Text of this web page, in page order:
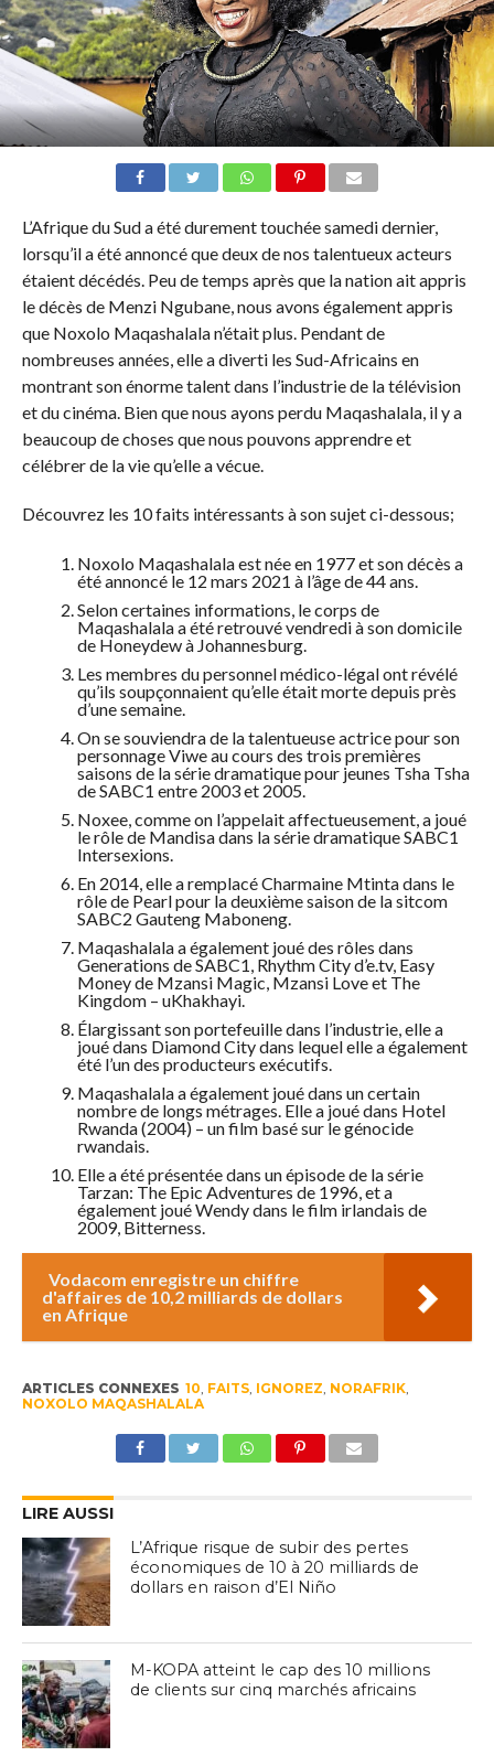
L’Afrique du Sud a été durement touchée samedi dernier,
lorsqu’il a été annoncé que deux de nos talentueux acteurs
étaient décédés. Peu de temps après que la nation ait appris
le décès de Menzi Ngubane, nous avons également appris
que Noxolo Maqashalala n’était plus. Pendant de
nombreuses années, elle a diverti les Sud-Africains en
montrant son énorme talent dans l’industrie de la télévision
et du cinéma. Bien que nous ayons perdu Maqashalala, il y a
beaucoup de choses que nous pouvons apprendre et
célébrer de la vie qu’elle a vécue.
Découvrez les 10 faits intéressants à son sujet ci-dessous;
Noxolo Maqashalala est née en 1977 et son décès a
été annoncé le 12 mars 2021 à l’âge de 44 ans.
Selon certaines informations, le corps de
Maqashalala a été retrouvé vendredi à son domicile
de Honeydew à Johannesburg.
Les membres du personnel médico-légal ont révélé
qu’ils soupçonnaient qu’elle était morte depuis près
d’une semaine.
On se souviendra de la talentueuse actrice pour son
personnage Viwe au cours des trois premières
saisons de la série dramatique pour jeunes Tsha Tsha
de SABC1 entre 2003 et 2005.
Noxee, comme on l’appelait affectueusement, a joué
le rôle de Mandisa dans la série dramatique SABC1
Intersexions.
En 2014, elle a remplacé Charmaine Mtinta dans le
rôle de Pearl pour la deuxième saison de la sitcom
SABC2 Gauteng Maboneng.
Maqashalala a également joué des rôles dans
Generations de SABC1, Rhythm City d’e.tv, Easy
Money de Mzansi Magic, Mzansi Love et The
Kingdom – uKhakhayi.
Élargissant son portefeuille dans l’industrie, elle a
joué dans Diamond City dans lequel elle a également
été l’un des producteurs exécutifs.
Maqashalala a également joué dans un certain
nombre de longs métrages. Elle a joué dans Hotel
Rwanda (2004) – un film basé sur le génocide
rwandais.
Elle a été présentée dans un épisode de la série
Tarzan: The Epic Adventures de 1996, et a
également joué Wendy dans le film irlandais de
2009, Bitterness.
Vodacom enregistre un chiffre
d'affaires de 10,2 milliards de dollars
en Afrique
ARTICLES CONNEXES 10 FAITS, IGNOREZ NORAFRIK,
NOXOLO MAQASHALALA
LIRE AUSSI
L’Afrique risque de subir des pertes
économiques de 10 à 20 milliards de
dollars en raison d’El Niño
M-KOPA atteint le cap des 10 millions
de clients sur cinq marchés africains